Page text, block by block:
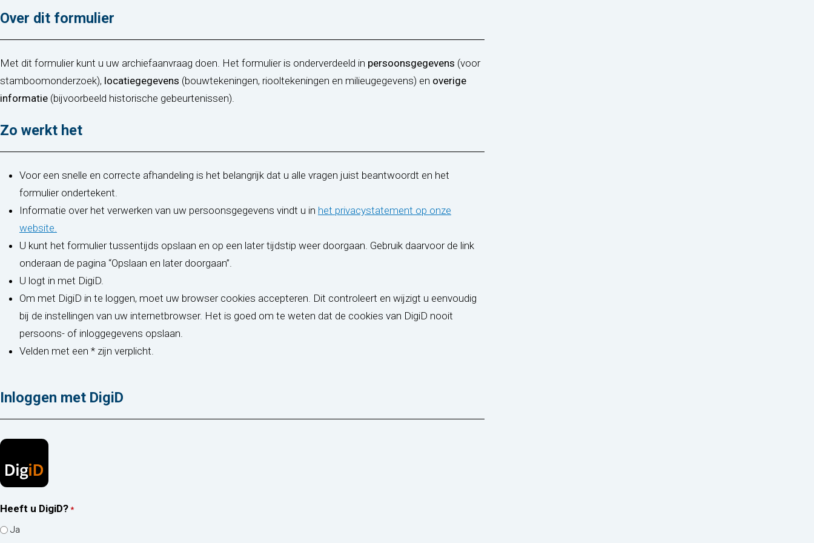
Over dit formulier
Met dit formulier kunt u uw archiefaanvraag doen. Het formulier is onderverdeeld in persoonsgegevens (voor
stamboomonderzoek), locatiegegevens (bouwtekeningen, riooltekeningen en milieugegevens) en overige
informatie (bijvoorbeeld historische gebeurtenissen).
Zo werkt het
Voor een snelle en correcte afhandeling is het belangrijk dat u alle vragen juist beantwoordt en het
formulier ondertekent.
Informatie over het verwerken van uw persoonsgegevens vindt u in het privacystatement op onze
website.
U kunt het formulier tussentijds opslaan en op een later tijdstip weer doorgaan. Gebruik daarvoor de link
onderaan de pagina “Opslaan en later doorgaan”.
U logt in met DigiD.
Om met DigiD in te loggen, moet uw browser cookies accepteren. Dit controleert en wijzigt u eenvoudig
bij de instellingen van uw internetbrowser. Het is goed om te weten dat de cookies van DigiD nooit
persoons- of inloggegevens opslaan.
Velden met een * zijn verplicht.
Inloggen met DigiD
Heeft u DigiD? *
Ja